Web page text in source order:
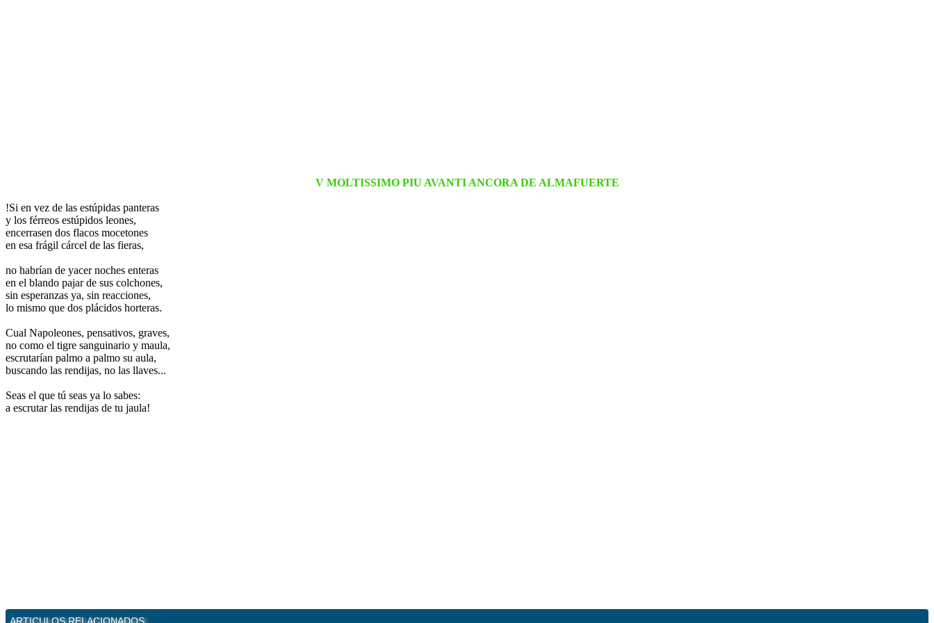
V MOLTISSIMO PIU AVANTI ANCORA DE ALMAFUERTE
!Si en vez de las estúpidas panteras
y los férreos estúpidos leones,
encerrasen dos flacos mocetones
en esa frágil cárcel de las fieras,
no habrían de yacer noches enteras
en el blando pajar de sus colchones,
sin esperanzas ya, sin reacciones,
lo mismo que dos plácidos horteras.
Cual Napoleones, pensativos, graves,
no como el tigre sanguinario y maula,
escrutarían palmo a palmo su aula,
buscando las rendijas, no las llaves...
Seas el que tú seas ya lo sabes:
a escrutar las rendijas de tu jaula!